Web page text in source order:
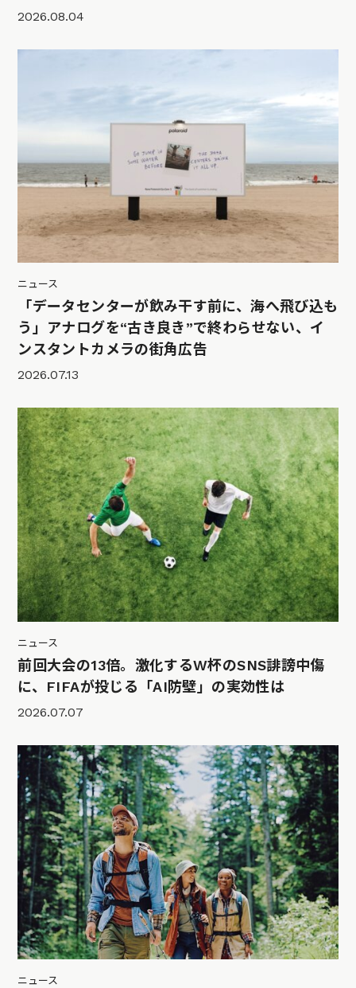
2026.08.04
ニュース
「データセンターが飲み干す前に、海へ飛び込も
う」アナログを“古き良き”で終わらせない、イ
ンスタントカメラの街角広告
2026.07.13
ニュース
前回大会の13倍。激化するW杯のSNS誹謗中傷
に、FIFAが投じる「AI防壁」の実効性は
2026.07.07
ニュース